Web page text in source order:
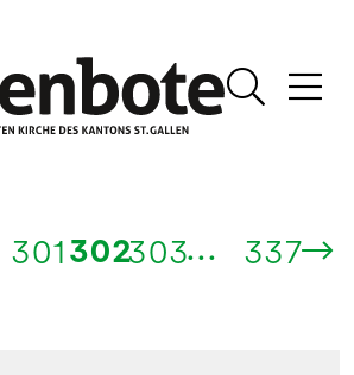
301302303... 337